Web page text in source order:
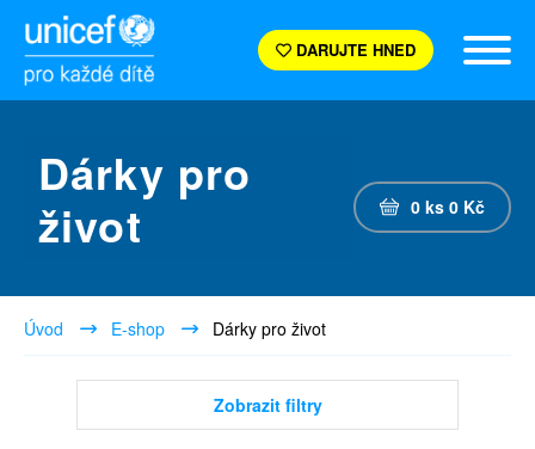
DARUJTE HNED
Dárky pro
život
0 ks 0 Kč
Úvod E-shop Dárky pro život
Zobrazit filtry